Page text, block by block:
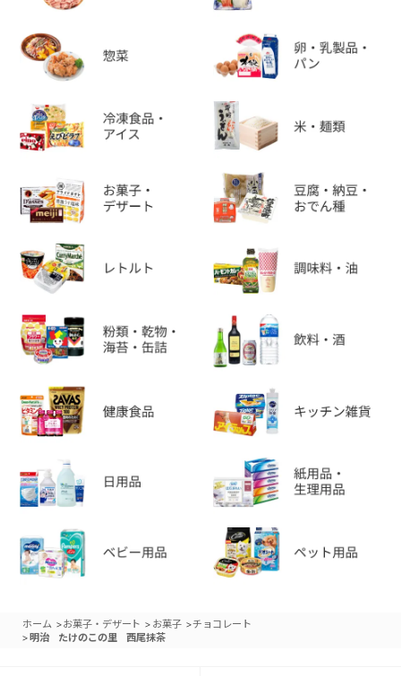
ホーム >お菓子・デザート > お菓子 >チョコレート
> 明治 たけのこの里 西尾抹茶